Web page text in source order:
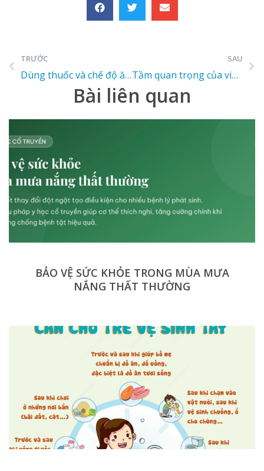
TRƯỚC
Dùng thuốc và chế độ ăn cho người bị bệnh gout
SAU
Tầm quan trọng của việc khám sức khỏe định kỳ
Bài liên quan
BẢO VỆ SỨC KHỎE TRONG MÙA MƯA
NẮNG THẤT THƯỜNG